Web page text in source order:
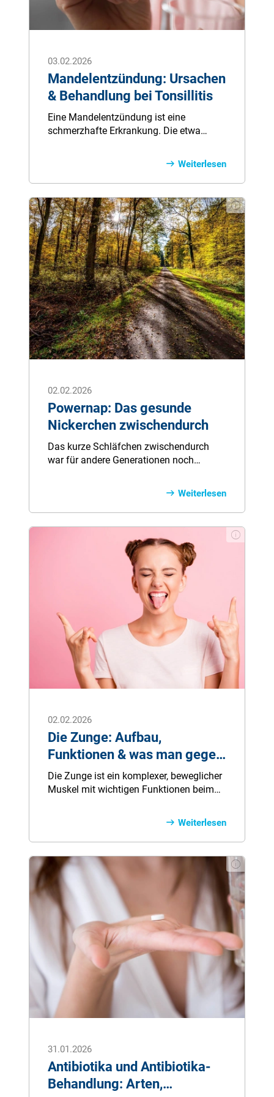
schützen können, erfahren Sie in diesem
Überblick.
03.02.2026
Mandelentzündung: Ursachen
& Behandlung bei Tonsillitis
Eine Mandelentzündung ist eine
schmerzhafte Erkrankung. Die etwa
am Eingang der Atem- und Speisewege
und schützen den Körper in der Regel vor
Viren und Bakterien. Ist das
Immunsystem geschwächt, kann es zu
einer Entzündung der Gaumenmandeln
(Tonsillitis) kommen.
Weiterlesen
02.02.2026
Powernap: Das gesunde
Nickerchen zwischendurch
Das kurze Schläfchen zwischendurch
war für andere Generationen noch
eher verpönt. Dabei liegen die Vorteile
eines Nickerchens bzw. Powernaps klar
auf der Hand.
Weiterlesen
02.02.2026
Die Zunge: Aufbau,
Funktionen & was man gegen
Zungenbelag tun kann
Die Zunge ist ein komplexer, beweglicher
Muskel mit wichtigen Funktionen beim
Reinigen von Zähnen und Mundhöhle.
Aber sie muss auch gepflegt werden, da
auf ihr eine Vielzahl an Mikroorganismen
leben, die sich negativ auf Verdauung,
Mundhygiene oder Atmung auswirken
können. Weiße Beläge, rote Ränder oder
Zungenbrennen können auf eine
Krankheit hinweisen. Der Zunge sollte
daher bei der täglichen Mundhygiene viel
Beachtung geschenkt werden.
Weiterlesen
31.01.2026
Antibiotika und Antibiotika-
Behandlung: Arten,